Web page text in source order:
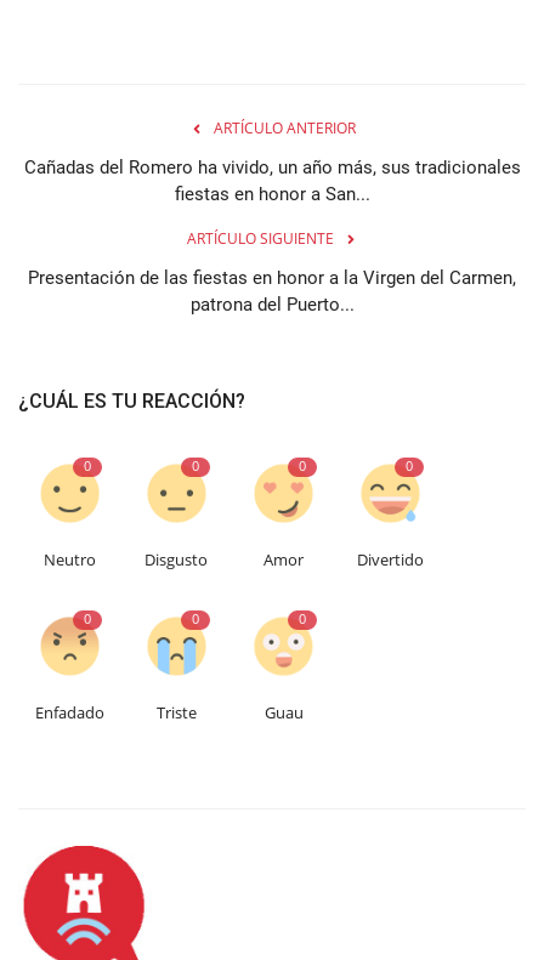
ARTÍCULO ANTERIOR
Cañadas del Romero ha vivido, un año más, sus tradicionales
fiestas en honor a San...
ARTÍCULO SIGUIENTE
Presentación de las fiestas en honor a la Virgen del Carmen,
patrona del Puerto...
¿CUÁL ES TU REACCIÓN?
0
Neutro
0
Disgusto
0
Amor
0
Divertido
0
Enfadado
0
Triste
0
Guau